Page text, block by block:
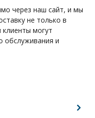
через наш сайт, и мы
не только в
могут
обслуживания и
звонить по